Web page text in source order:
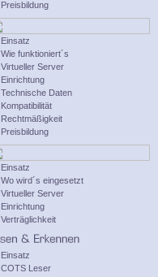
Preisbildung
Einsatz
Wie funktioniert´s
Virtueller Server
Einrichtung
Technische Daten
Kompatibilität
Rechtmäßigkeit
Preisbildung
Einsatz
Wo wird´s eingesetzt
Virtueller Server
Einrichtung
Verträglichkeit
Einsatz
COTS Leser